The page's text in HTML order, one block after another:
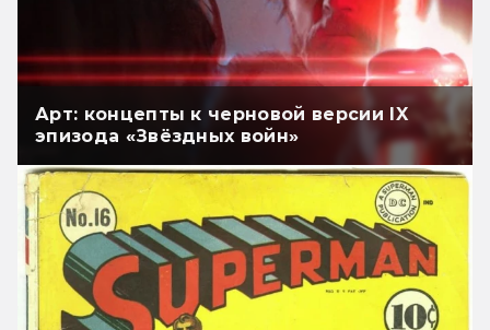
Арт: концепты к черновой версии IX
эпизода «Звёздных войн»